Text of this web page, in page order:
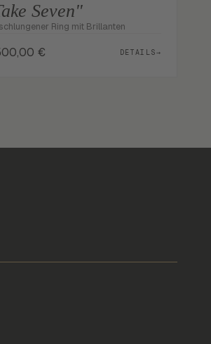
Seven"
Ring mit Brillanten
€ DETAILS→